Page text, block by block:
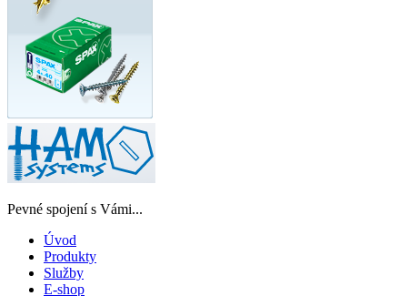
Pevné spojení s Vámi...
Úvod
Produkty
Služby
E-shop